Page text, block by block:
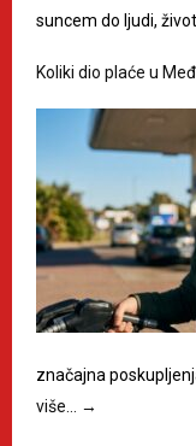
suncem do ljudi,
Koliki dio plaće u
značajna
više…
→